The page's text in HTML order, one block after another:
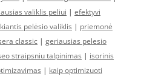
valiklis peliui | efektyvi
pelėsio valiklis | priemonė
classic | geriausias pelesio
straipsniu talpinimas | isorinis
| kaip optimizuoti